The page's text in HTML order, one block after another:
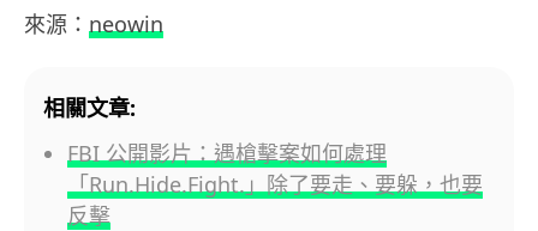
來源： neowin
相關文章:
FBI 公開影片：遇槍擊案如何處理
「Run.Hide.Fight.」除了要走、要躲，也要
反擊